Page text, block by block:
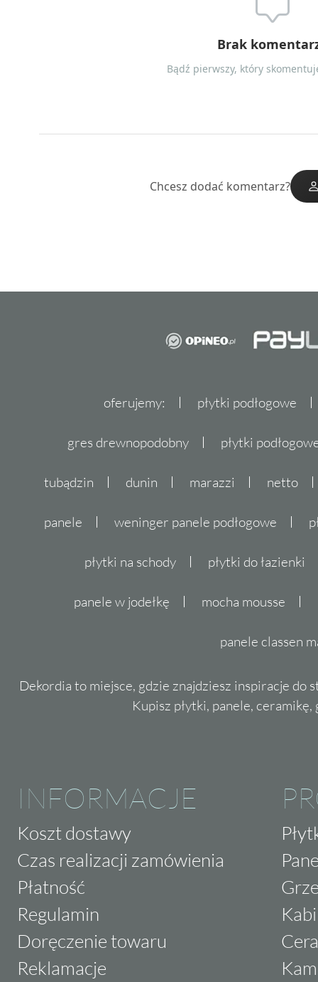
Brak
Bądź pierwszy, który
Chcesz dodać komentarz?
oferujemy: płytki podłogowe
gres drewnopodobny płytki
tubądzin dunin marazzi netto
panele weninger panele podłogowe
płytki na schody płytki do łazienki
panele w jodełkę mocha mousse
panele classen
Dekordia to miejsce, gdzie znajdziesz inspiracje do
Kupisz płytki, panele,
INFORMACJE
Koszt dostawy
Czas realizacji zamówienia
Płatność
Regulamin
Doręczenie towaru
Reklamacje